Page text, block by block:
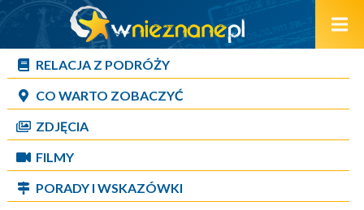
RELACJA Z PODRÓŻY
CO WARTO ZOBACZYĆ
ZDJĘCIA
FILMY
PORADY I WSKAZÓWKI